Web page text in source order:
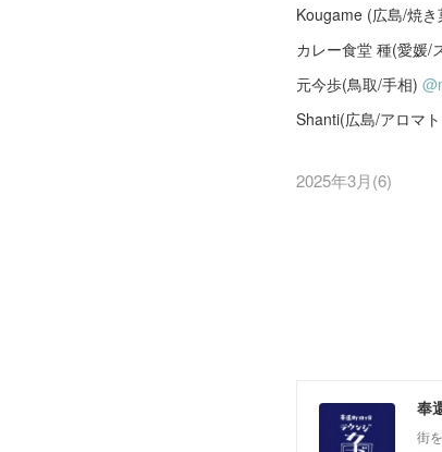
Kougame (広島/焼
カレー食堂 種(愛媛/
元今歩(鳥取/手相)
Shanti(広島/アロマ
2025年3月(6)
奉
街